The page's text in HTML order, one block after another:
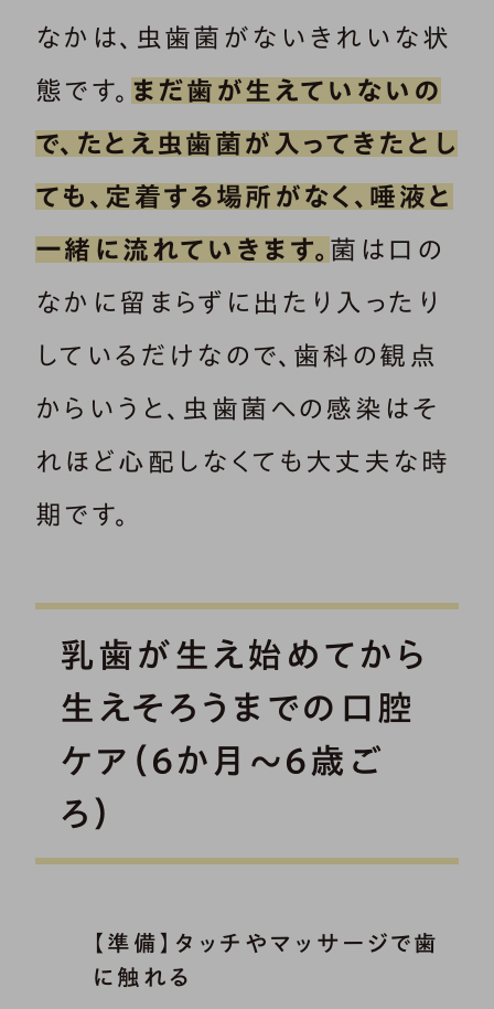
なかは、虫歯菌がないきれいな状
態です。 まだ歯が生えていないの
で、たとえ虫歯菌が入ってきたとし
ても、定着する場所がなく、唾液と
一緒に流れていきます。 菌は口の
なかに留まらずに出たり入ったり
しているだけなので、歯科の観点
からいうと、虫歯菌への感染はそ
れほど心配しなくても大丈夫な時
期です。
乳歯が生え始めてから
生えそろうまでの口腔
ケア（6か月～6歳ご
ろ）
【準備】タッチやマッサージで歯
に触れる